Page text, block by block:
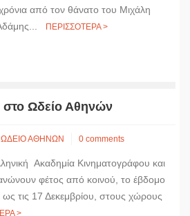
από τον θάνατο του Μιχάλη
ΠΕΡΙΣΣΟΤΕΡΑ >
Ωδείο Αθηνών
ΩΔΕΙΟ ΑΘΗΝΩΝ 0 comments
Ακαδημία Κινηματογράφου και
φέτος από κοινού, το έβδομο
τις 17 Δεκεμβρίου, στους χώρους
>